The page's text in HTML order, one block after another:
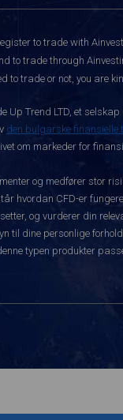
to trade with
to trade through
to trade or not, you are
Up Trend LTD, et
den bulgarske finansielle
om markeder for
og medfører stor
hvordan CFD-er
og vurderer din
til dine personlige
typen produkter